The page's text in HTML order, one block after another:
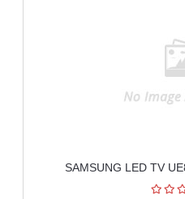
SAMSUNG LED TV